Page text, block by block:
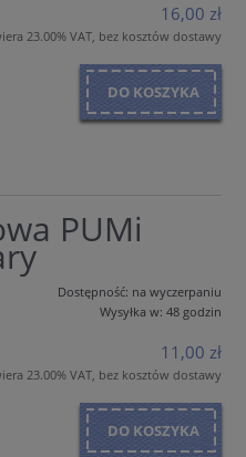
16,00 zł
23.00% VAT, bez kosztów dostawy
DO KOSZYKA
PUMi
Dostępność: na wyczerpaniu
Wysyłka w: 48 godzin
11,00 zł
23.00% VAT, bez kosztów dostawy
DO KOSZYKA